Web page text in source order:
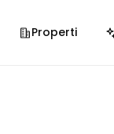
Properti